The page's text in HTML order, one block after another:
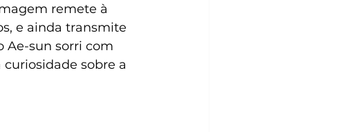
remete à
e ainda transmite
Ae-sun sorri com
sobre a